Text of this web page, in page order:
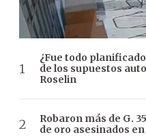
¿Fue todo
de los supuestos
Roselin
Robaron más de G.
de oro asesinados